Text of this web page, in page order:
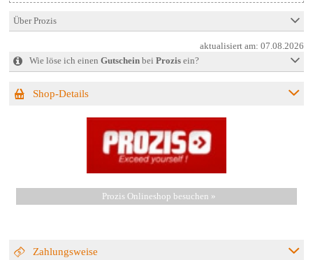
Über Prozis
aktualisiert am:07.08.2026
Wie löse ich einen Gutscheinbei Prozisein?
Shop-Details
Prozis Onlineshop besuchen »
Zahlungsweise